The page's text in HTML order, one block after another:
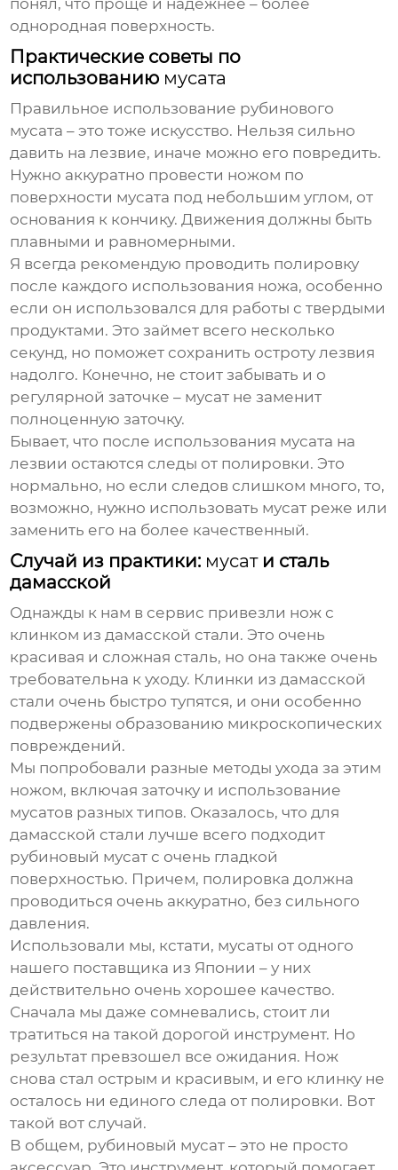
понял, что проще и надежнее – более
однородная поверхность.
Практические советы по
использованию мусата
Правильное использование рубинового
мусата – это тоже искусство. Нельзя сильно
давить на лезвие, иначе можно его повредить.
Нужно аккуратно провести ножом по
поверхности мусата под небольшим углом, от
основания к кончику. Движения должны быть
плавными и равномерными.
Я всегда рекомендую проводить полировку
после каждого использования ножа, особенно
если он использовался для работы с твердыми
продуктами. Это займет всего несколько
секунд, но поможет сохранить остроту лезвия
надолго. Конечно, не стоит забывать и о
регулярной заточке – мусат не заменит
полноценную заточку.
Бывает, что после использования мусата на
лезвии остаются следы от полировки. Это
нормально, но если следов слишком много, то,
возможно, нужно использовать мусат реже или
заменить его на более качественный.
Случай из практики: мусати сталь
дамасской
Однажды к нам в сервис привезли нож с
клинком из дамасской стали. Это очень
красивая и сложная сталь, но она также очень
требовательна к уходу. Клинки из дамасской
стали очень быстро тупятся, и они особенно
подвержены образованию микроскопических
повреждений.
Мы попробовали разные методы ухода за этим
ножом, включая заточку и использование
мусатов разных типов. Оказалось, что для
дамасской стали лучше всего подходит
рубиновый мусат с очень гладкой
поверхностью. Причем, полировка должна
проводиться очень аккуратно, без сильного
давления.
Использовали мы, кстати, мусаты от одного
нашего поставщика из Японии – у них
действительно очень хорошее качество.
Сначала мы даже сомневались, стоит ли
тратиться на такой дорогой инструмент. Но
результат превзошел все ожидания. Нож
снова стал острым и красивым, и его клинку не
осталось ни единого следа от полировки. Вот
такой вот случай.
В общем, рубиновый мусат – это не просто